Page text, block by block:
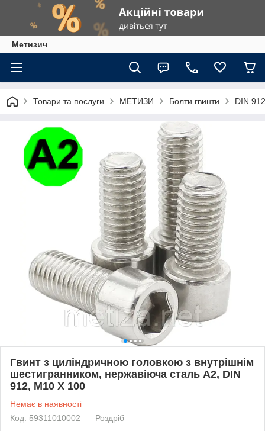
Метизич
Товари та послуги МЕТИЗИ Болти гвинти DIN
Гвинт з циліндричною головкою з внутрішнім
шестигранником, нержавіюча сталь А2, DIN
912, М10 X 100
Немає в наявності
Код: 59311010002
Роздріб